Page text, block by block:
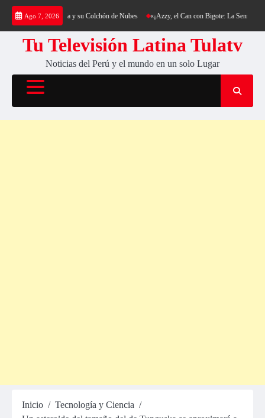
Saltar
contenido
Ago 7, 2026
al Cerro Cantería y su Colchón de Nubes «¡Azzy, el Can con Bigote: La Sensación
Tu Televisión Latina Tulatv
Noticias del Perú y el mundo en un solo Lugar
Inicio
Tecnología y Ciencia